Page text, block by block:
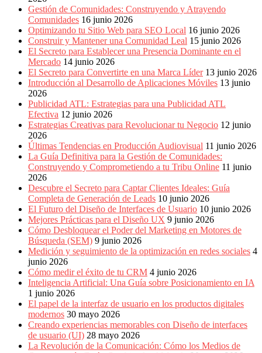
Gestión de Comunidades: Construyendo y Atrayendo
Comunidades 16 junio 2026
Optimizando tu Sitio Web para SEO Local 16 junio 2026
Construir y Mantener una Comunidad Leal 15 junio 2026
El Secreto para Establecer una Presencia Dominante en el
Mercado 14 junio 2026
El Secreto para Convertirte en una Marca Líder 13 junio 2026
Introducción al Desarrollo de Aplicaciones Móviles 13 junio
2026
Publicidad ATL: Estrategias para una Publicidad ATL
Efectiva 12 junio 2026
Estrategias Creativas para Revolucionar tu Negocio 12 junio
2026
Últimas Tendencias en Producción Audiovisual 11 junio 2026
La Guía Definitiva para la Gestión de Comunidades:
Construyendo y Comprometiendo a tu Tribu Online 11 junio
2026
Descubre el Secreto para Captar Clientes Ideales: Guía
Completa de Generación de Leads 10 junio 2026
El Futuro del Diseño de Interfaces de Usuario 10 junio 2026
Mejores Prácticas para el Diseño UX 9 junio 2026
Cómo Desbloquear el Poder del Marketing en Motores de
Búsqueda (SEM) 9 junio 2026
Medición y seguimiento de la optimización en redes sociales 4
junio 2026
Cómo medir el éxito de tu CRM 4 junio 2026
Inteligencia Artificial: Una Guía sobre Posicionamiento en IA
1 junio 2026
El papel de la interfaz de usuario en los productos digitales
modernos 30 mayo 2026
Creando experiencias memorables con Diseño de interfaces
de usuario (UI) 28 mayo 2026
La Revolución de la Comunicación: Cómo los Medios de